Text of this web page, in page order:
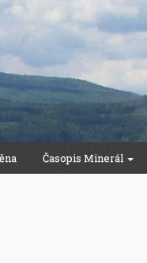
Časopis Minerál